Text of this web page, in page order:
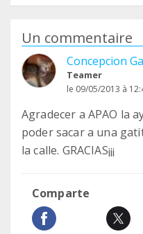
Un commentaire
Concepcion
Teamer
le 09/05/2013 à
Agradecer a APAO la
poder sacar a una
la calle. GRACIAS¡¡¡
Comparte